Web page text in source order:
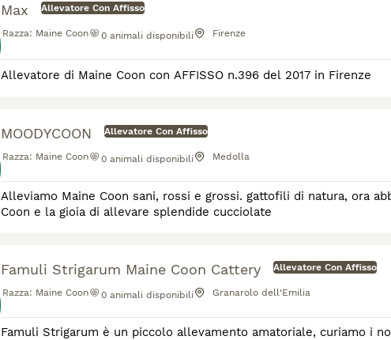
Max Allevatore Con Affisso
Razza: Maine Coon 0 animali disponibili Firenze
Allevatore di Maine Coon con AFFISSO n.396 del 2017 in Firenze
MOODYCOON Allevatore Con Affisso
Razza: Maine Coon 0 animali disponibili Medolla
Alleviamo Maine Coon sani, rossi e grossi. gattofili di natura, ora abbiamo la fortuna di convivere con 9 meravigliosi Maine
Coon e la gioia di allevare splendide cucciolate
Famuli Strigarum Maine Coon Cattery Allevatore Con Affisso
Razza: Maine Coon 0 animali disponibili Granarolo dell'Emilia
Famuli Strigarum è un piccolo allevamento amatoriale, curiamo i nostri cuccioli in tutto: dal